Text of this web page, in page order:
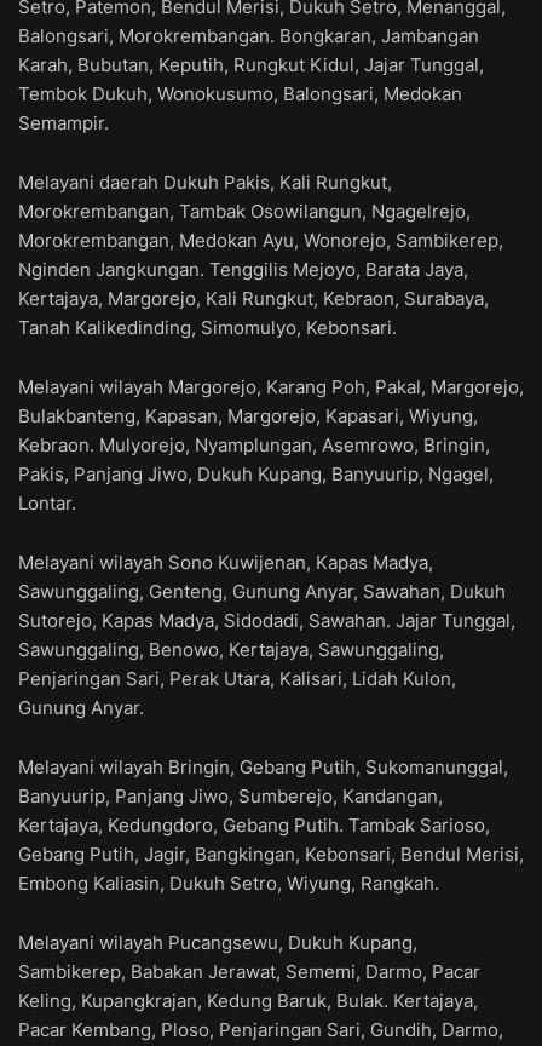
Setro, Patemon, Bendul Merisi, Dukuh Setro, Menanggal,
Balongsari, Morokrembangan. Bongkaran, Jambangan
Karah, Bubutan, Keputih, Rungkut Kidul, Jajar Tunggal,
Tembok Dukuh, Wonokusumo, Balongsari, Medokan
Semampir.
Melayani daerah Dukuh Pakis, Kali Rungkut,
Morokrembangan, Tambak Osowilangun, Ngagelrejo,
Morokrembangan, Medokan Ayu, Wonorejo, Sambikerep,
Nginden Jangkungan. Tenggilis Mejoyo, Barata Jaya,
Kertajaya, Margorejo, Kali Rungkut, Kebraon, Surabaya,
Tanah Kalikedinding, Simomulyo, Kebonsari.
Melayani wilayah Margorejo, Karang Poh, Pakal, Margorejo,
Bulakbanteng, Kapasan, Margorejo, Kapasari, Wiyung,
Kebraon. Mulyorejo, Nyamplungan, Asemrowo, Bringin,
Pakis, Panjang Jiwo, Dukuh Kupang, Banyuurip, Ngagel,
Lontar.
Melayani wilayah Sono Kuwijenan, Kapas Madya,
Sawunggaling, Genteng, Gunung Anyar, Sawahan, Dukuh
Sutorejo, Kapas Madya, Sidodadi, Sawahan. Jajar Tunggal,
Sawunggaling, Benowo, Kertajaya, Sawunggaling,
Penjaringan Sari, Perak Utara, Kalisari, Lidah Kulon,
Gunung Anyar.
Melayani wilayah Bringin, Gebang Putih, Sukomanunggal,
Banyuurip, Panjang Jiwo, Sumberejo, Kandangan,
Kertajaya, Kedungdoro, Gebang Putih. Tambak Sarioso,
Gebang Putih, Jagir, Bangkingan, Kebonsari, Bendul Merisi,
Embong Kaliasin, Dukuh Setro, Wiyung, Rangkah.
Melayani wilayah Pucangsewu, Dukuh Kupang,
Sambikerep, Babakan Jerawat, Sememi, Darmo, Pacar
Keling, Kupangkrajan, Kedung Baruk, Bulak. Kertajaya,
Pacar Kembang, Ploso, Penjaringan Sari, Gundih, Darmo,